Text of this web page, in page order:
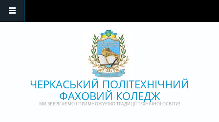
ЧЕРКАСЬКИЙ ПОЛІТЕХНІЧНИЙ
ФАХОВИЙ КОЛЕДЖ
МИ ЗБЕРІГАЄМО І ПРИМНОЖУЄМО ТРАДИЦІЇ ТЕХНІЧНОЇ ОСВІТИ!